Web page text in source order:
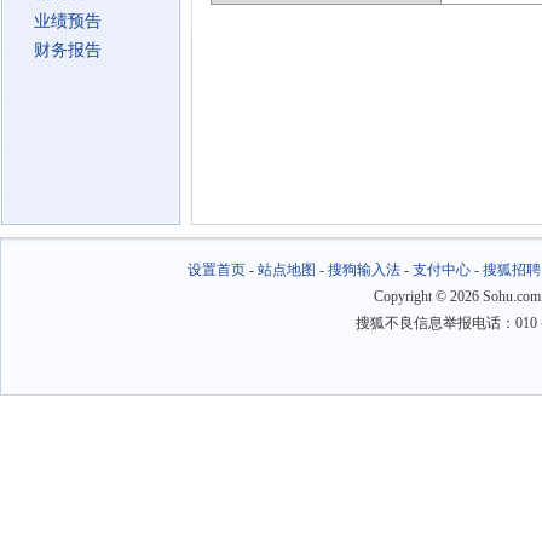
业绩预告
财务报告
设置首页- 站点地图 - 搜狗输入法- 支付中心- 搜狐招聘
Copyright © 2026
搜狐不良信息举报电话：010